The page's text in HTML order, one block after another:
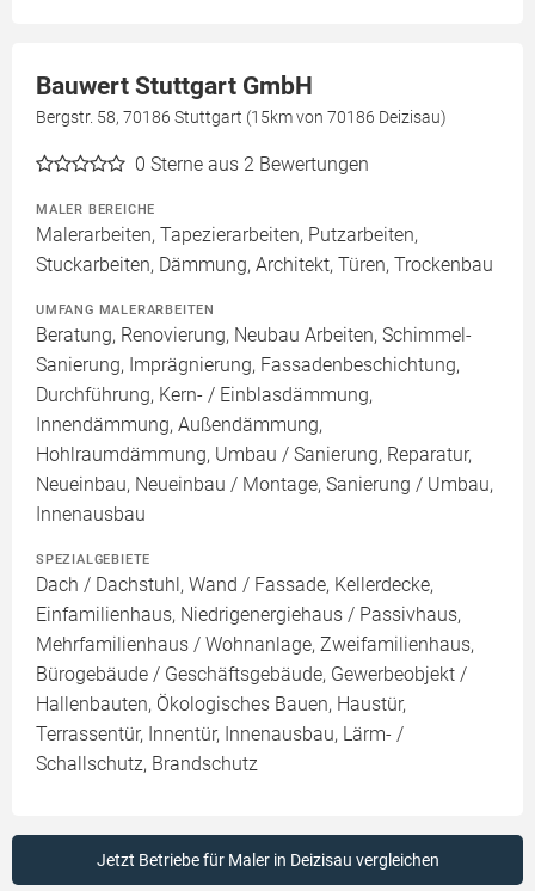
Bauwert Stuttgart GmbH
Bergstr. 58, 70186 Stuttgart (15km von 70186 Deizisau)
0 Sterne aus 2 Bewertungen
MALER BEREICHE
Malerarbeiten, Tapezierarbeiten, Putzarbeiten,
Stuckarbeiten, Dämmung, Architekt, Türen, Trockenbau
UMFANG MALERARBEITEN
Beratung, Renovierung, Neubau Arbeiten, Schimmel-
Sanierung, Imprägnierung, Fassadenbeschichtung,
Durchführung, Kern- / Einblasdämmung,
Innendämmung, Außendämmung,
Hohlraumdämmung, Umbau / Sanierung, Reparatur,
Neueinbau, Neueinbau / Montage, Sanierung / Umbau,
Innenausbau
SPEZIALGEBIETE
Dach / Dachstuhl, Wand / Fassade, Kellerdecke,
Einfamilienhaus, Niedrigenergiehaus / Passivhaus,
Mehrfamilienhaus / Wohnanlage, Zweifamilienhaus,
Bürogebäude / Geschäftsgebäude, Gewerbeobjekt /
Hallenbauten, Ökologisches Bauen, Haustür,
Terrassentür, Innentür, Innenausbau, Lärm- /
Schallschutz, Brandschutz
Jetzt Betriebe für Maler in Deizisau vergleichen